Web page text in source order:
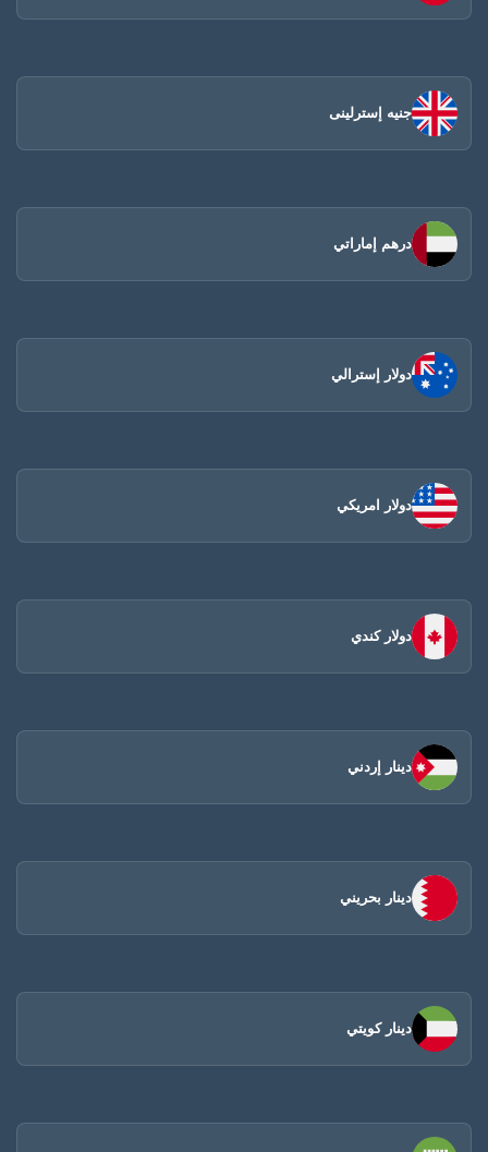
جنيه إسترلينى
درهم إماراتي
دولار إسترالي
دولار امريكي
دولار كندي
دينار إردني
دينار بحريني
دينار كويتي